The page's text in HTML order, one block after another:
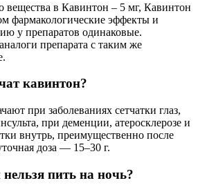
вещества в Кавинтон – 5 мг, Кавинтон
фармакологические эффекты и
у препаратов одинаковые.
препарата с таким же
кавинтон?
при заболеваниях сетчатки глаз,
при деменции, атеросклерозе и
внутрь, преимущественно после
доза — 15–30 г.
пить на ночь?